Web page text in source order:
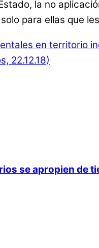
la no
para ellas que
en territorio
22.12.18)
se apropien de